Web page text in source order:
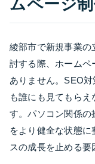
ムページ
綾部市で新規事業の
討する際、ホームペ
ありません。SEO
も誰にも見てもら
す。パソコン関係の
をより健全な状態
スの成長を止める要